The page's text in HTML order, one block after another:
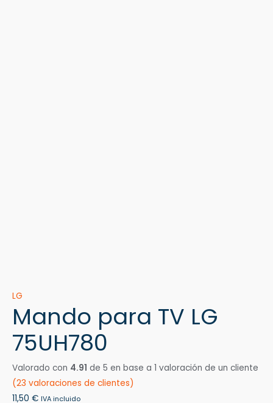
LG
Mando para TV LG
75UH780
Valorado con 4.91 de 5 en base a 1 valoración de un cliente
(23 valoraciones de clientes)
11,50 € IVA incluido